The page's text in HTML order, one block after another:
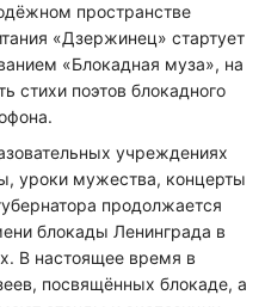
пространстве
«Дзержинец» стартует
«Блокадная муза», на
стихи поэтов блокадного
учреждениях
уроки мужества, концерты
продолжается
блокады Ленинграда в
В настоящее время в
посвящённых блокаде, а